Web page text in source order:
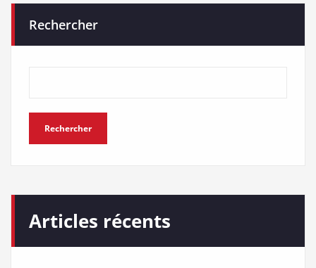
Rechercher
Rechercher
Articles récents